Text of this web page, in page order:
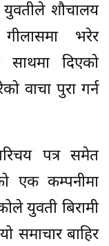
शौचालय
भरेर
साथमा दिएको
वाचा पुरा गर्न
पत्र समेत
एक कम्पनीमा
युवती बिरामी
समाचार बाहिर